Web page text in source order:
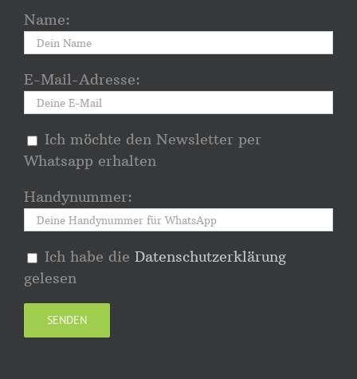
Name:
E-Mail-Adresse:
Ich möchte den Newsletter per
Whatsapp erhalten
Handynummer:
Ich habe die Datenschutzerklärung
gelesen